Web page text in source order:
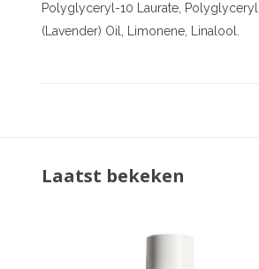
Polyglyceryl-10 Laurate,
(Lavender) Oil, Limonene, Linalool.
Laatst bekeken